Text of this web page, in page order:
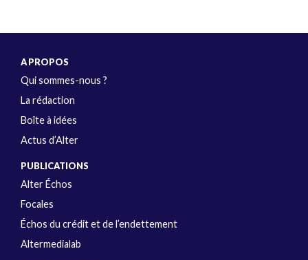
A PROPOS
Qui sommes-nous ?
La rédaction
Boîte à idées
Actus d’Alter
PUBLICATIONS
Alter Échos
Focales
Échos du crédit et de l’endettement
Altermedialab